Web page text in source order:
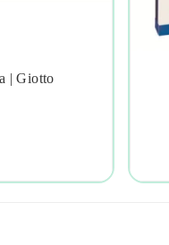
| Giotto